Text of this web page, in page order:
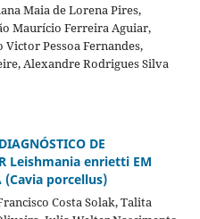
Maia de Lorena Pires,
Maurício Ferreira Aguiar,
Pessoa Fernandes,
Alexandre Rodrigues Silva
DE
Leishmania enrietti EM
(Cavia porcellus)
Costa Solak, Talita